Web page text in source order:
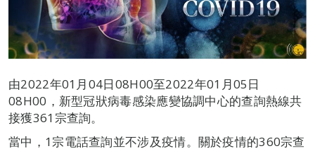
由2022年01月04日08H00至2022年01月05日
08H00，新型冠狀病毒感染應變協調中心的查詢熱線共
接獲361宗查詢。
當中，1宗電話查詢並不涉及疫情。關於疫情的360宗查